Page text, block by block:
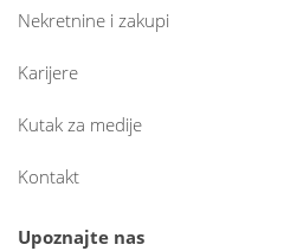
Nekretnine i zakupi
Karijere
Kutak za medije
Kontakt
Upoznajte nas